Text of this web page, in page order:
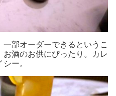
部オーダーできるというこ
お酒のお供にぴったり。カレ
ー。